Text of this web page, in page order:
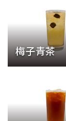
梅子青茶